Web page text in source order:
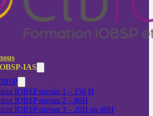
IAS
IOBSP niveau 1 – 150 H
IOBSP niveau 2 – 80H
IOBSP niveau 3 – 20H ou 40H